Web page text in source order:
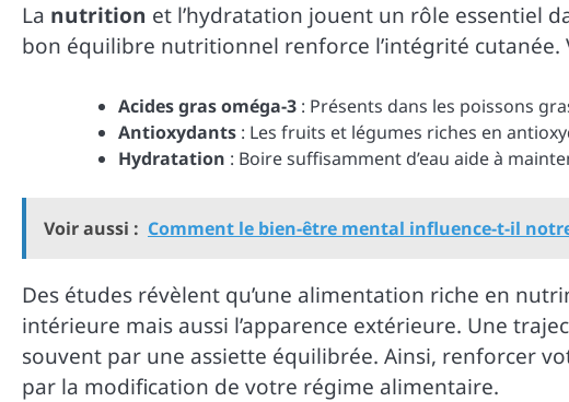
La nutrition et l’hydratation jouent un rôle essentiel
bon équilibre nutritionnel renforce l’intégrité cutanée.
Acides gras oméga-3 : Présents dans les poissons
Antioxydants : Les fruits et légumes riches en
Hydratation : Boire suffisamment d’eau aide à
Voir aussi : Comment le bien-être mental influence-t-il
Des études révèlent qu’une alimentation riche en
intérieure mais aussi l’apparence extérieure. Une
souvent par une assiette équilibrée. Ainsi, renforcer
par la modification de votre régime alimentaire.